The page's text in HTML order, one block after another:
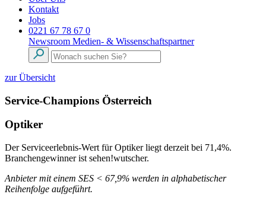
Kontakt
Jobs
0221 67 78 67 0
Newsroom Medien- & Wissenschaftspartner
zur Übersicht
Service-Champions Österreich
Optiker
Der Serviceerlebnis-Wert für Optiker liegt derzeit bei 71,4%.
Branchengewinner ist sehen!wutscher.
Anbieter mit einem SES < 67,9% werden in alphabetischer
Reihenfolge aufgeführt.